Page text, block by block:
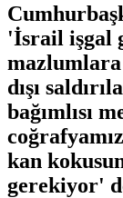
'İsrail işgal
dışı
bağımlısı
kan
gerekiyor'